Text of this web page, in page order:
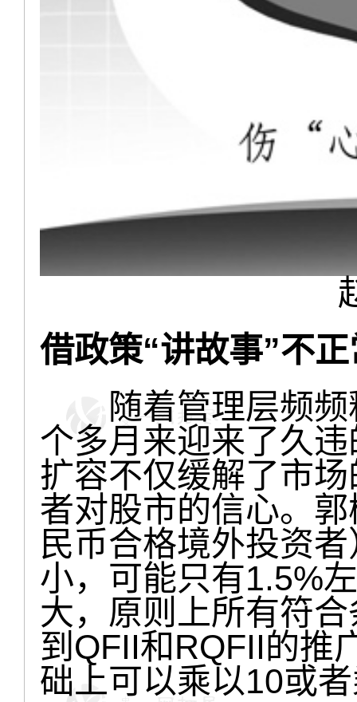
借政策“讲故事”不
随着管理层频频
个多月来迎来了久
扩容不仅缓解了市
者对股市的信心。
民币合格境外投资
小，可能只有1.5%
大，原则上所有符
到QFII和RQFII的推
础上可以乘以10或